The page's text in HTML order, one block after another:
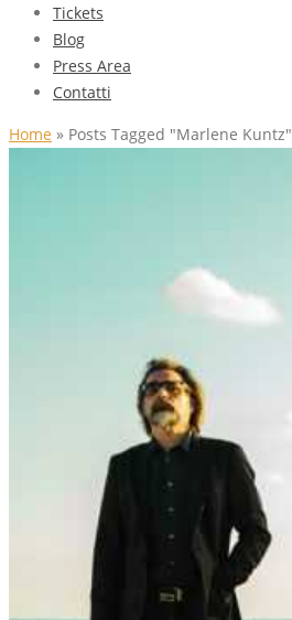
Tickets
Blog
Press Area
Contatti
Home » Posts Tagged "Marlene Kuntz"